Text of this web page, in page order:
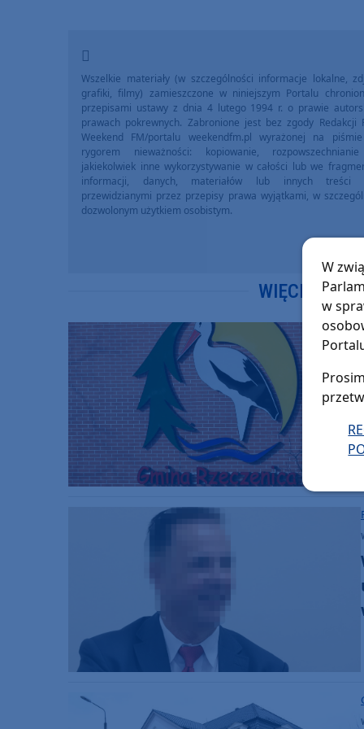
Wszelkie materiały (w szczególności informacje lokalne,
grafiki, filmy) zamieszczone w niniejszym Portalu
przepisami ustawy z dnia 4 lutego 1994 r. o prawie
prawach pokrewnych. Zabronione jest bez zgody Redakcji
Weekend FM/portalu weekendfm.pl wyrażonej na
rygorem nieważności: kopiowanie,
jakiekolwiek inne wykorzystywanie w całości lub we
informacji, danych, materiałów lub innych treści
przewidzianymi przez przepisy prawa wyjątkami, w
dozwolonym użytkiem osobistym.
WIĘCEJ
W
w